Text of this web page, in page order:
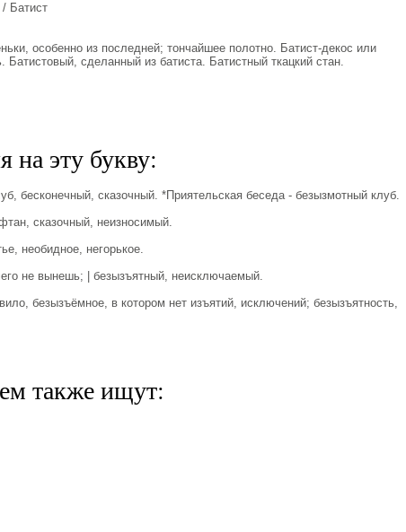
/ Батист
особенно из последней; тончайшее полотно. Батист-декос или
Батистовый, сделанный из батиста. Батистный ткацкий стан.
на эту букву:
сказочный. *Приятельская беседа - безызмотный клуб.
сказочный, неизносимый.
необидное, негорькое.
не вынешь; | безызъятный, неисключаемый.
безызъёмное, в котором нет изъятий, исключений; безызъятность,
также ищут: